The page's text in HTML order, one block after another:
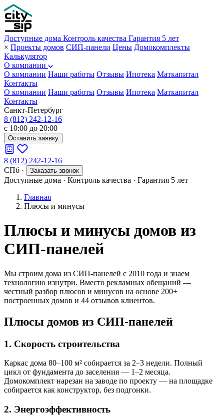
Доступные дома Контроль качества Гарантия 5 лет
× Проекты домов СИП-панели Цены Домокомплекты
Калькулятор
О компании
О компании Наши работы Отзывы Ипотека Маткапитал
Контакты
О компании Наши работы Отзывы Ипотека Маткапитал
Контакты
Санкт-Петербург
8 (812) 242-12-16
с 10:00 до 20:00
Оставить заявку
8 (812) 242-12-16
СПб · Заказать звонок
Доступные дома · Контроль качества · Гарантия 5 лет
Главная
Плюсы и минусы
Плюсы и минусы домов из
СИП-панелей
Мы строим дома из СИП-панелей с 2010 года и знаем
технологию изнутри. Вместо рекламных обещаний —
честный разбор плюсов и минусов на основе 200+
построенных домов и 44 отзывов клиентов.
Плюсы домов из СИП-панелей
1. Скорость строительства
Каркас дома 80–100 м² собирается за 2–3 недели. Полный
цикл от фундамента до заселения — 1–2 месяца.
Домокомплект нарезан на заводе по проекту — на площадке
собирается как конструктор, без подгонки.
2. Энергоэффективность